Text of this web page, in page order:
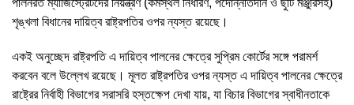
শৃঙ্খলা বিধানের দায়িত্ব রাষ্ট্রপতির ওপর ন্যস্ত রয়েছে।
একই অনুচ্ছেদ রাষ্ট্রপতি এ দায়িত্ব পালনের ক্ষেত্রে সুপ্রিম কোর্টের সঙ্গে পরামর্শ
করবেন বলে উল্লেখ রয়েছে। মূলত রাষ্ট্রপতির ওপর ন্যস্ত এ দায়িত্ব পালনের ক্ষেত্রে
রাষ্ট্রের নির্বাহী বিভাগের সরাসরি হস্তক্ষেপ দেখা যায়, যা বিচার বিভাগের স্বাধীনতাকে